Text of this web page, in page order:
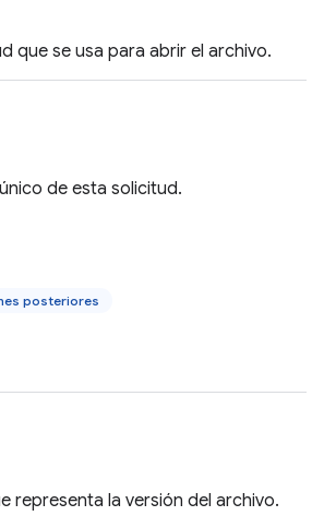
que se usa para abrir el archivo.
de esta solicitud.
posteriores
representa la versión del archivo.